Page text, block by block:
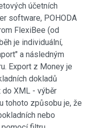
účetních
software, POHODA
FlexiBee (od
je individuální,
a následným
Export z Money je
dokladů
XML - výběr
tohoto způsobu je, že
nebo